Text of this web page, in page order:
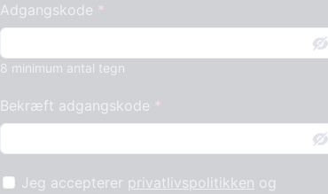
Adgangskode
8 minimum antal tegn
Bekræft adgangskode
Jeg accepterer privatlivspolitikken og